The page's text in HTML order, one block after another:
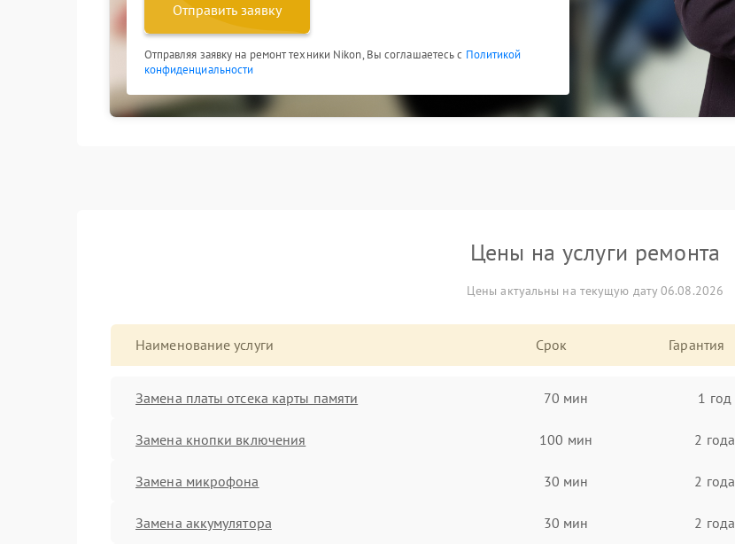
Отправить заявку
Отправляя заявку на ремонт техники Nikon, Вы соглашаетесь с Политикой
конфиденциальности
Цены на услуги ремонта
Цены актуальны на текущую дату 06.08.2026
Наименование услуги Срок Гарантия
Замена платы отсека карты памяти 70 мин 1 год
Замена кнопки включения 100 мин 2 года
Замена микрофона 30 мин 2 года
Замена аккумулятора 30 мин 2 года